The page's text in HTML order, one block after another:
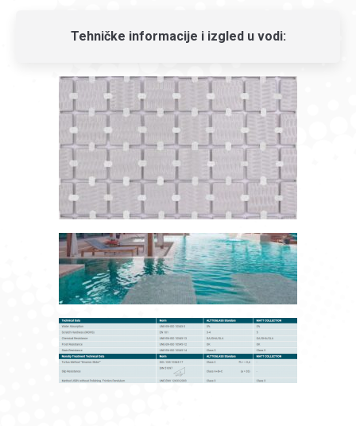
Tehničke informacije i izgled u vodi: